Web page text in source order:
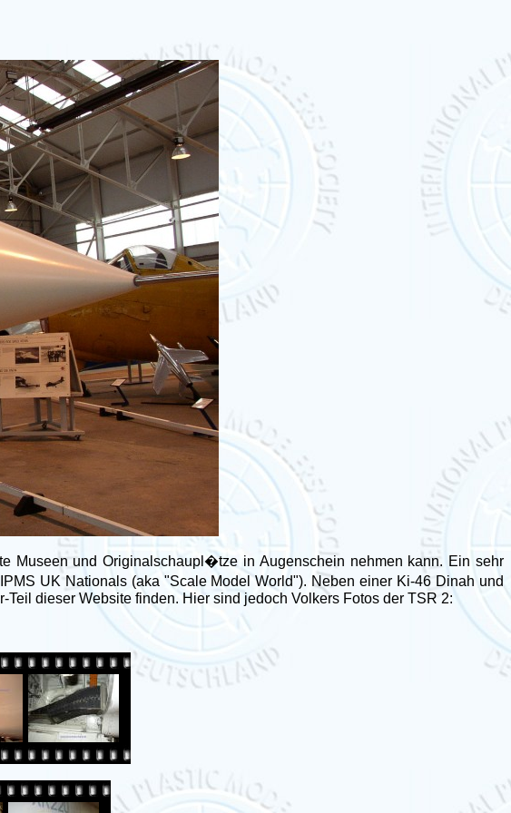
Museen und Originalschaupl�tze in Augenschein nehmen kann. Ein sehr
UK Nationals (aka "Scale Model World"). Neben einer Ki-46 Dinah und
dieser Website finden. Hier sind jedoch Volkers Fotos der TSR 2: